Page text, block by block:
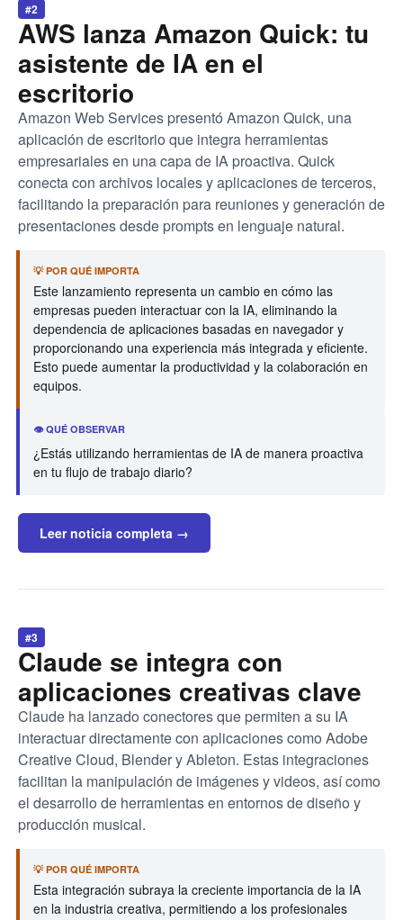
#2
AWS lanza Amazon Quick: tu
asistente de IA en el
escritorio
Amazon Web Services presentó Amazon Quick, una
aplicación de escritorio que integra herramientas
empresariales en una capa de IA proactiva. Quick
conecta con archivos locales y aplicaciones de terceros,
facilitando la preparación para reuniones y generación de
presentaciones desde prompts en lenguaje natural.
💡 POR QUÉ IMPORTA
Este lanzamiento representa un cambio en cómo las
empresas pueden interactuar con la IA, eliminando la
dependencia de aplicaciones basadas en navegador y
proporcionando una experiencia más integrada y eficiente.
Esto puede aumentar la productividad y la colaboración en
equipos.
👁️ QUÉ OBSERVAR
¿Estás utilizando herramientas de IA de manera proactiva
en tu flujo de trabajo diario?
Leer noticia completa →
#3
Claude se integra con
aplicaciones creativas clave
Claude ha lanzado conectores que permiten a su IA
interactuar directamente con aplicaciones como Adobe
Creative Cloud, Blender y Ableton. Estas integraciones
facilitan la manipulación de imágenes y videos, así como
el desarrollo de herramientas en entornos de diseño y
producción musical.
💡 POR QUÉ IMPORTA
Esta integración subraya la creciente importancia de la IA
en la industria creativa, permitiendo a los profesionales